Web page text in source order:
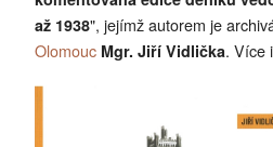
až 1938", jejímž autorem je
Olomouc Mgr. Jiří Vidlička. Více